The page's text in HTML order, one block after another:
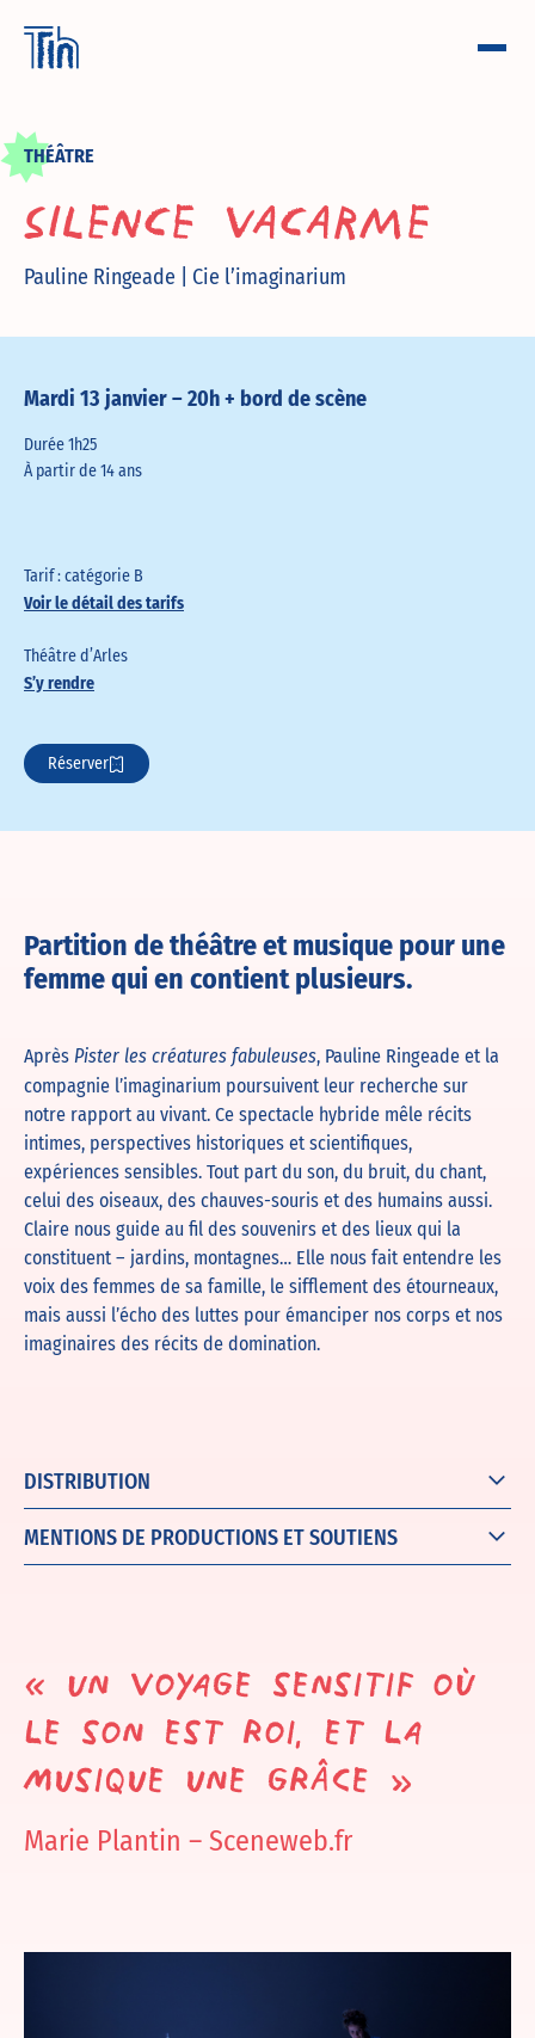
THÉÂTRE
SILENCE VACARME
Pauline Ringeade | Cie l’imaginarium
Mardi 13 janvier – 20h + bord de scène
Durée 1h25
À partir de 14 ans
Tarif : catégorie B
Voir le détail des tarifs
Théâtre d’Arles
S’y rendre
Réserver
Partition de théâtre et musique pour une
femme qui en contient plusieurs.
AprèsPister les créatures fabuleuses, Pauline Ringeade et la
compagnie l’imaginarium poursuivent leur recherche sur
notre rapport au vivant. Ce spectacle hybride mêle récits
intimes, perspectives historiques et scientifiques,
expériences sensibles. Tout part du son, du bruit, du chant,
celui des oiseaux, des chauves-souris et des humains aussi.
Claire nous guide au fil des souvenirs et des lieux qui la
constituent – jardins, montagnes… Elle nous fait entendre les
voix des femmes de sa famille, le sifflement des étourneaux,
mais aussi l’écho des luttes pour émanciper nos corps et nos
imaginaires des récits de domination.
DISTRIBUTION
MENTIONS DE PRODUCTIONS ET SOUTIENS
« Un voyage sensitif où
le son est roi, et la
musique une grâce »
Marie Plantin – Sceneweb.fr